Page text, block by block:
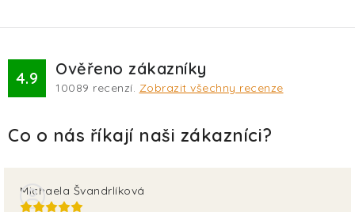
4.9 Ověřeno zákazníky
10089 recenzí. Zobrazit všechny recenze
Michaela Švandrlíková